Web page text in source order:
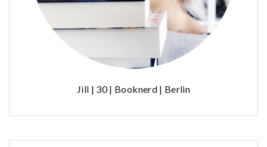
Jill | 30 | Booknerd | Berlin